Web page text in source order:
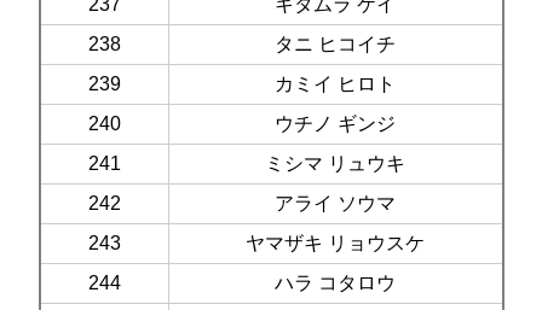
237
キタムラ ケイ
238
タニ ヒコイチ
239
カミイ ヒロト
240
ウチノ ギンジ
241
ミシマ リュウキ
242
アライ ソウマ
243
ヤマザキ リョウスケ
244
ハラ コタロウ